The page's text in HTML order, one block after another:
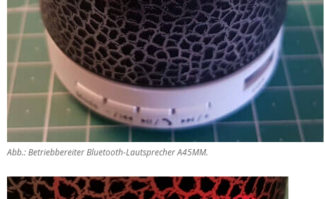
Abb.: Betriebbereiter Bluetooth-Lautsprecher A45MM.